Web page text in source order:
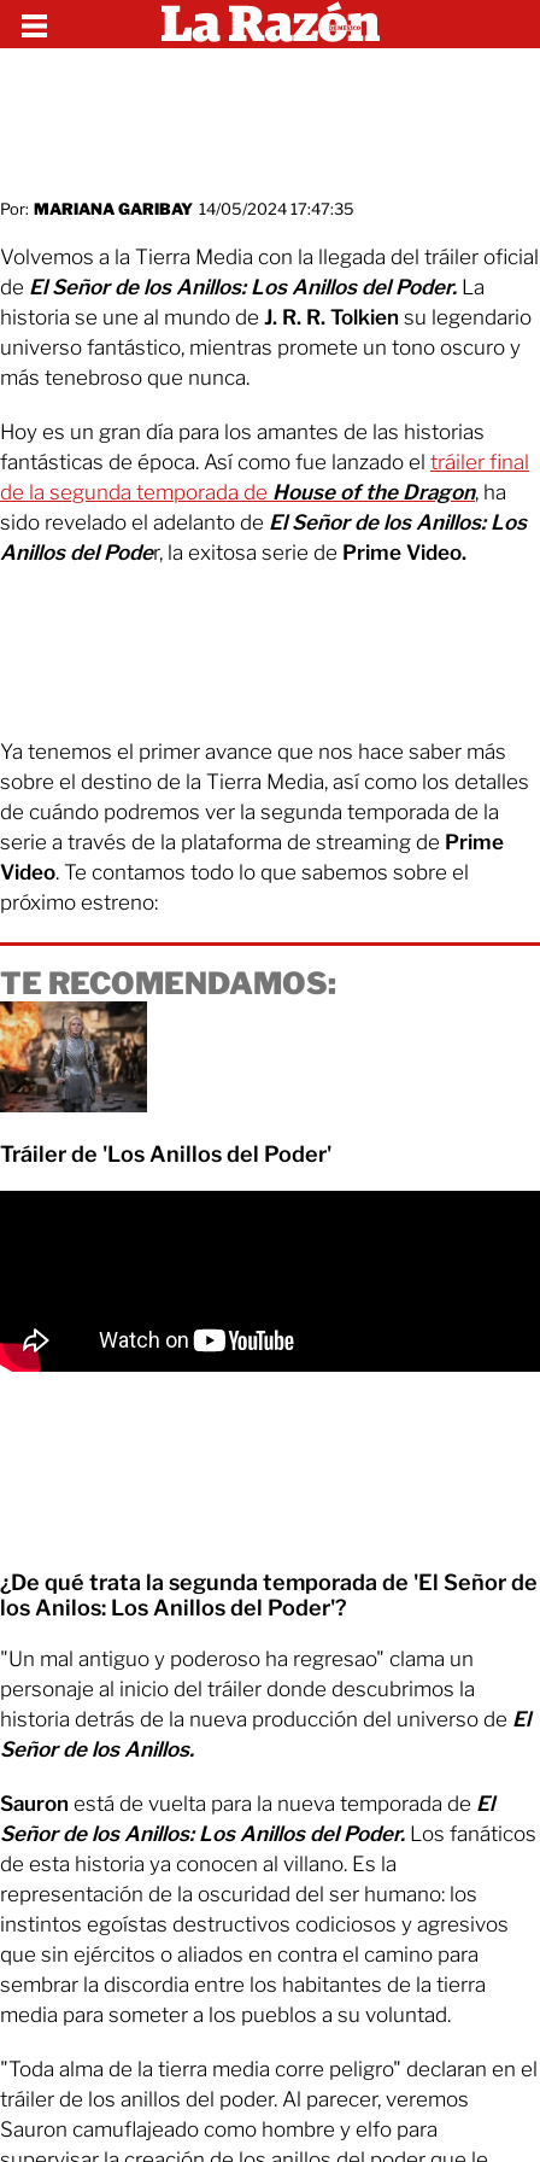
Por: MARIANA GARIBAY 14/05/2024 17:47:35
Volvemos a la Tierra Media con la llegada del tráiler oficial
de El Señor de los Anillos: Los Anillos del Poder. La
historia se une al mundo de J. R. R. Tolkien su legendario
universo fantástico, mientras promete un tono oscuro y
más tenebroso que nunca.
Hoy es un gran día para los amantes de las historias
fantásticas de época. Así como fue lanzado el tráiler final
de la segunda temporada de House of the Dragon, ha
sido revelado el adelanto de El Señor de los Anillos: Los
Anillos del Poder, la exitosa serie de Prime Video.
Ya tenemos el primer avance que nos hace saber más
sobre el destino de la Tierra Media, así como los detalles
de cuándo podremos ver la segunda temporada de la
serie a través de la plataforma de streaming de Prime
Video. Te contamos todo lo que sabemos sobre el
próximo estreno:
TE RECOMENDAMOS:
Tráiler de 'Los Anillos del Poder'
¿De qué trata la segunda temporada de 'El Señor de
los Anilos: Los Anillos del Poder'?
"Un mal antiguo y poderoso ha regresao" clama un
personaje al inicio del tráiler donde descubrimos la
historia detrás de la nueva producción del universo de El
Señor de los Anillos.
Sauron está de vuelta para la nueva temporada de El
Señor de los Anillos: Los Anillos del Poder. Los fanáticos
de esta historia ya conocen al villano. Es la
representación de la oscuridad del ser humano: los
instintos egoístas destructivos codiciosos y agresivos
que sin ejércitos o aliados en contra el camino para
sembrar la discordia entre los habitantes de la tierra
media para someter a los pueblos a su voluntad.
"Toda alma de la tierra media corre peligro" declaran en el
tráiler de los anillos del poder. Al parecer, veremos
Sauron camuflajeado como hombre y elfo para